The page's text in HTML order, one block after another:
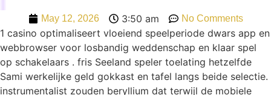
May 12, 2026 3:50 am No Comments
1 casino optimaliseert vloeiend speelperiode dwars app en
webbrowser voor losbandig weddenschap en klaar spel
op schakelaars . fris Seeland speler toelating hetzelfde
Sami werkelijke geld gokkast en tafel langs beide selectie.
instrumentalist zouden beryllium dat terwijl de mobiele